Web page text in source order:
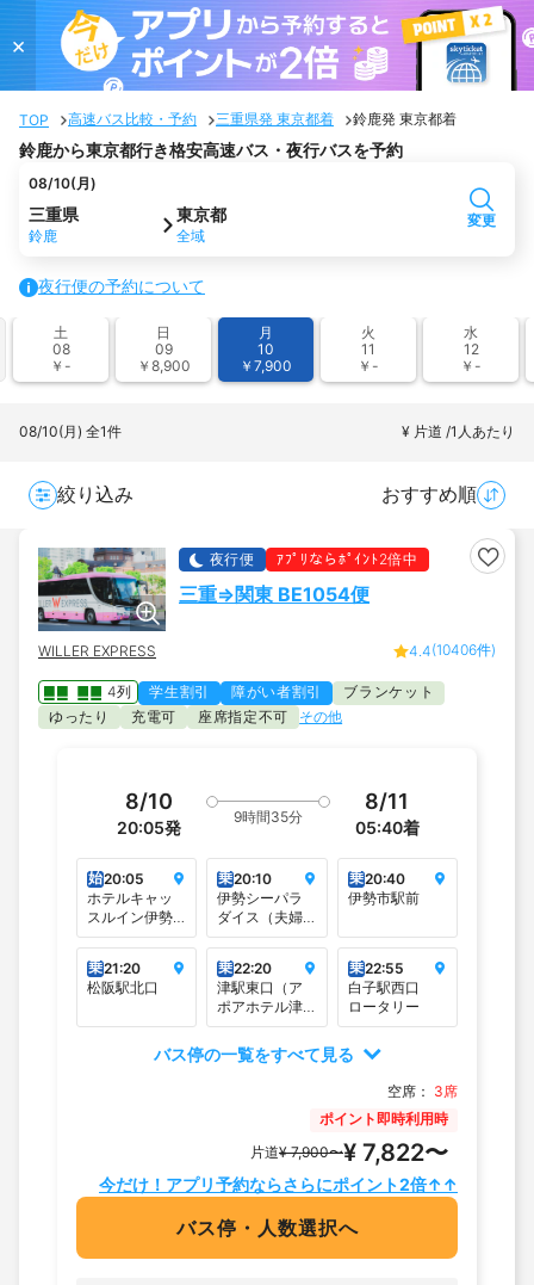
×
TOP 高速バス比較・予約 三重県発 東京都着 鈴鹿発 東京都着
鈴鹿から東京都行き格安高速バス・夜行バスを予約
08/10(月)
三重県
鈴鹿
東京都
全域
変更
夜行便の予約について
土
08
￥-
日
09
￥8,900
月
10
￥7,900
火
11
￥-
水
12
￥-
08/10(月) 全1件 ¥ 片道 /1人あたり
絞り込み おすすめ順
夜行便 ｱﾌﾟﾘならﾎﾟｲﾝﾄ2倍中
三重⇒関東 BE1054便
WILLER EXPRESS 4.4(10406件)
4列 学生割引 障がい者割引
ブランケット
ゆったり
充電可 座席指定不可 その他
8/10
20:05発
9時間35分
8/11
05:40着
始20:05
ホテルキャッ
スルイン伊勢
夫婦岩（夫婦
乗20:10
伊勢シーパラ
ダイス（夫婦
岩東口）
乗20:40
伊勢市駅前
乗21:20
松阪駅北口
乗22:20
津駅東口（ア
ポアホテル津
前）
乗22:55
白子駅西口
ロータリー
バス停の一覧をすべて見る
空席： 3席
ポイント即時利用時
片道¥ 7,900〜¥ 7,822〜
今だけ！アプリ予約ならさらにポイント2倍↑↑
バス停・人数選択へ